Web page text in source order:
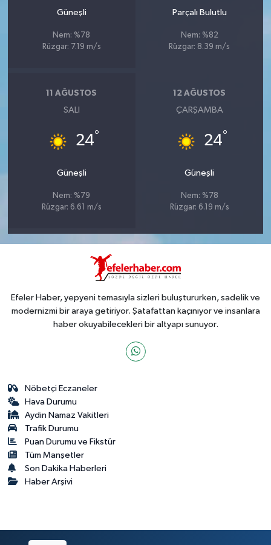
Güneşli
Nem: %78
Rüzgar: 7.19 m/s
Parçalı Bulutlu
Nem: %82
Rüzgar: 8.39 m/s
11 AĞUSTOS
SALI
24°
Güneşli
Nem: %79
Rüzgar: 6.61 m/s
12 AĞUSTOS
ÇARŞAMBA
24°
Güneşli
Nem: %78
Rüzgar: 6.19 m/s
Efeler Haber, yepyeni temasıyla sizleri buluştururken, sadelik ve
modernizmi bir araya getiriyor. Şatafattan kaçınıyor ve insanlara
haber okuyabilecekleri bir altyapı sunuyor.
Nöbetçi Eczaneler
Hava Durumu
Aydin Namaz Vakitleri
Trafik Durumu
Puan Durumu ve Fikstür
Tüm Manşetler
Son Dakika Haberleri
Haber Arşivi